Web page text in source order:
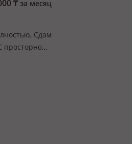
₸ за месяц
Сдам
просторной